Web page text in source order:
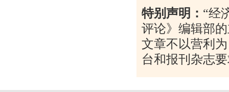
特别声明： “经
评论》编辑部
文章不以营利
台和报刊杂志